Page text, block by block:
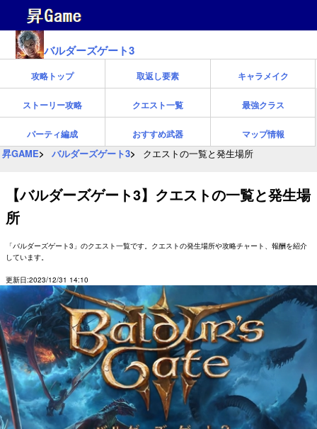
バルダーズゲート3
攻略トップ 取返し要素 キャラメイク
ストーリー攻略 クエスト一覧 最強クラス
パーティ編成 おすすめ武器 マップ情報
昇GAME バルダーズゲート3 クエストの一覧と発生場所
【バルダーズゲート3】クエストの一覧と発生場
所
「バルダーズゲート3」のクエスト一覧です。クエストの発生場所や攻略チャート、報酬を紹介
しています。
更新日:2023/12/31 14:10